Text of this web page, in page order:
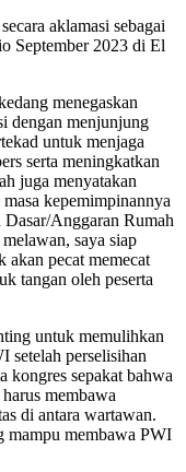
aklamasi sebagai
September 2023 di El
menegaskan
dengan menjunjung
untuk menjaga
serta meningkatkan
juga menyatakan
kepemimpinannya
Anggaran Rumah
saya siap
akan pecat memecat
tangan oleh peserta
untuk memulihkan
setelah perselisihan
kongres sepakat bahwa
membawa
di antara wartawan.
mampu membawa PWI